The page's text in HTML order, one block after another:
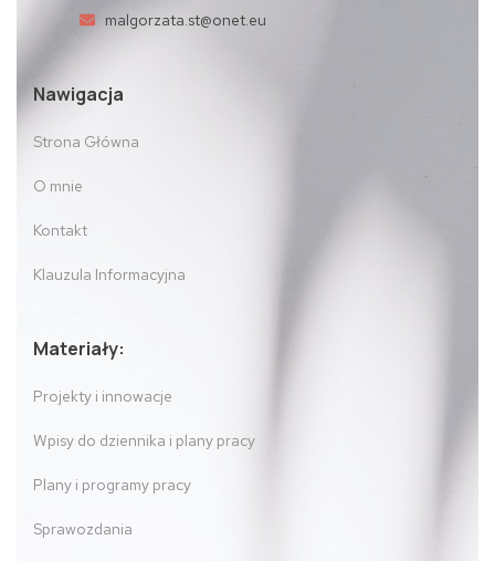
malgorzata.st@onet.eu
Nawigacja
Strona Główna
O mnie
Kontakt
Klauzula Informacyjna
Materiały:
Projekty i innowacje
Wpisy do dziennika i plany pracy
Plany i programy pracy
Sprawozdania